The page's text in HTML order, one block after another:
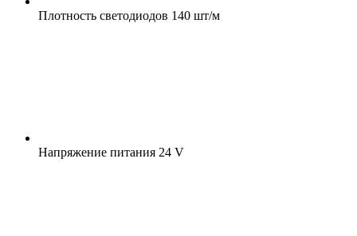
Плотность светодиодов 140 шт/м
Напряжение питания 24 V